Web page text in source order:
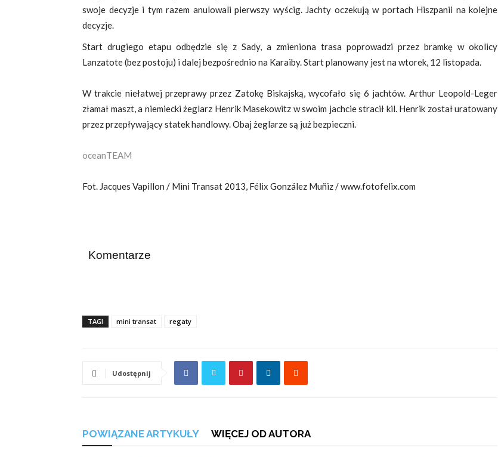
swoje decyzje i tym razem anulowali pierwszy wyścig. Jachty oczekują w portach Hiszpanii na kolejne
decyzje.
Start drugiego etapu odbędzie się z Sady, a zmieniona trasa poprowadzi przez bramkę w okolicy
Lanzatote (bez postoju) i dalej bezpośrednio na Karaiby. Start planowany jest na wtorek, 12 listopada.
W trakcie niełatwej przeprawy przez Zatokę Biskajską, wycofało się 6 jachtów. Arthur Leopold-Leger
złamał maszt, a niemiecki żeglarz Henrik Masekowitz w swoim jachcie stracił kil. Henrik został uratowany
przez przepływający statek handlowy. Obaj żeglarze są już bezpieczni.
oceanTEAM
Fot. Jacques Vapillon / Mini Transat 2013, Félix González Muñiz / www.fotofelix.com
Komentarze
TAGI mini transat regaty
Udostępnij
POWIĄZANE ARTYKUŁY WIĘCEJ OD AUTORA